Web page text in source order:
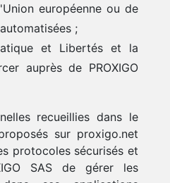
européenne ou de
;
et Libertés et la
auprès de PROXIGO
recueillies dans le
sur proxigo.net
protocoles sécurisés et
SAS de gérer les